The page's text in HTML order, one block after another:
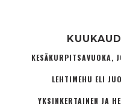
KESÄKURPITSAVUOKA,
LEHTIMEHU ELI
YKSINKERTAINEN JA